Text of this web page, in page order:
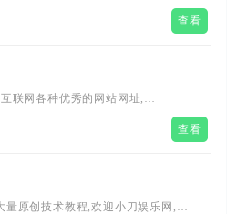
，等资源搜集分享。
查看
联网各种优秀的网站网址,
技术导航网全力打造全网最实用简洁
地,一站式网络技术学习起点站,用心打
查看
量原创技术教程,欢迎小刀娱乐网,我